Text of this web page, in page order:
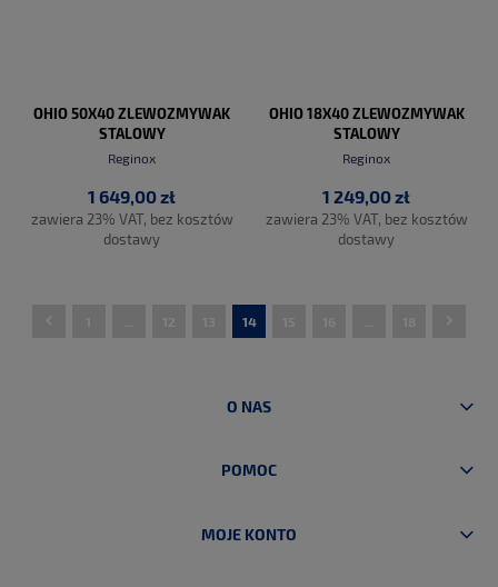
OHIO 50X40 ZLEWOZMYWAK
STALOWY
Reginox
1 649,00 zł
zawiera 23% VAT, bez kosztów
dostawy
OHIO 18X40 ZLEWOZMYWAK
STALOWY
Reginox
1 249,00 zł
zawiera 23% VAT, bez kosztów
dostawy
14
O NAS
POMOC
MOJE KONTO